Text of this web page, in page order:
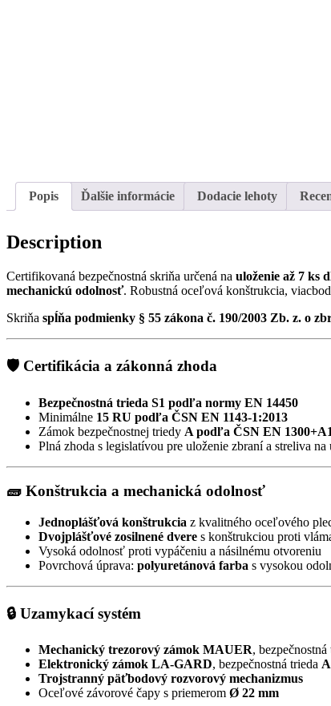
Popis Ďalšie informácie Dodacie lehoty
Description
Certifikovaná bezpečnostná skriňa určená na uloženie až 7 ks
mechanickú odolnosť. Robustná oceľová konštrukcia,
Skriňa spĺňa podmienky § 55 zákona č. 190/2003 Zb. z. o
🛡️ Certifikácia a zákonná zhoda
Bezpečnostná trieda S1 podľa normy EN 14450
Minimálne 15 RU podľa ČSN EN 1143-1:2013
Zámok bezpečnostnej triedy A podľa ČSN EN
Plná zhoda s legislatívou pre uloženie zbraní a streliva na
🧱 Konštrukcia a mechanická odolnosť
Jednoplášťová konštrukcia z kvalitného oceľového
Dvojplášťové zosilnené dvere s konštrukciou proti
Vysoká odolnosť proti vypáčeniu a násilnému otvoreniu
Povrchová úprava: polyuretánová farba s vysokou
🔒 Uzamykací systém
Mechanický trezorový zámok MAUER, bezpečnostná
Elektronický zámok LA-GARD, bezpečnostná trieda A
Trojstranný päťbodový rozvorový mechanizmus
Oceľové závorové čapy s priemerom Ø 22 mm